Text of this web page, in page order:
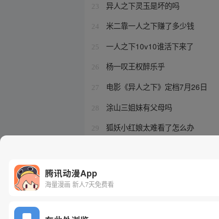
23 异人之下灵玉是坏的吗
24 米二靠一人之下赚了多少钱
25 一人之下10v10谁活下来了
26 杨一叹王权醉乐乎
27 电影《异人之下》定档7月26日
28 涂山三姐妹有父母吗
29 狐妖小红娘太难看了怎么办
腾讯动漫App
海量漫画 新人7天免费看